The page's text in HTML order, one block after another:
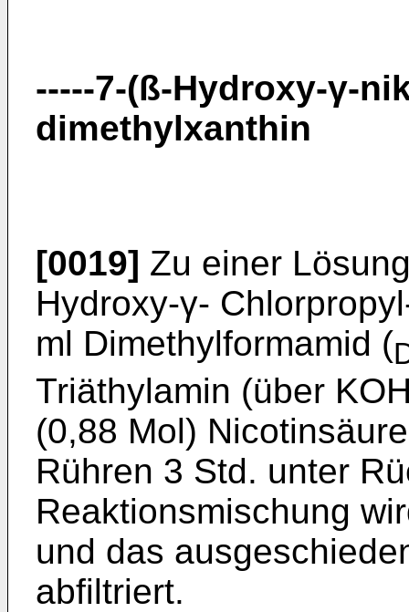
-----7-(ß-Hydroxy-γ-
dimethylxanthin
[0019] Zu einer
Hydroxy-γ-
ml Dimethylformamid (
Triäthylamin (über
(0,88 Mol)
Rühren 3 Std. unter
Reaktionsmischung
und das
abfiltriert.